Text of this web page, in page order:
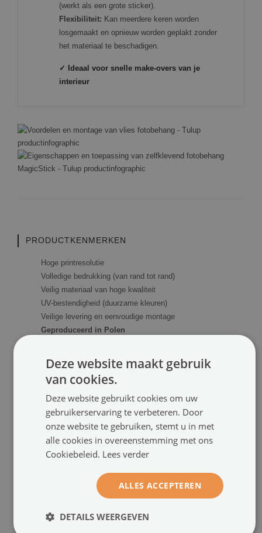
(werkt als een grote sticker).
Flexibiliteit: Kan meerdere keren worden
losgemaakt en opnieuw worden geplakt zonder
het materiaal te beschadigen.
✓ Ideaal voor snelle make-overs van je
interieur
PRODUCTKENMERKEN
Hoge printresolutie
Volledige bedrukking (van rand tot rand)
Veilig materiaal van hoge kwaliteit
UV-bestendigheid (duurzame kleuren)
Veilige levering en eenvoudige montage
Geproduceerd in Polen
SPECIFICATIES
208x146, 312x219, 416x254 cm
Printtype:Latex (100% ecologisch)
Bestemming:Binnenshuis (voor de muur)
Personalisatie: Aanpassing mogelijk op verzoek van de
klant
GOED OM TE WETEN
De kleurtinten kunnen enigszins afwijken afhankelijk van de
Deze website maakt gebruik
van cookies.
Deze website gebruikt cookies om uw
gebruikerservaring te verbeteren. Door
onze website te gebruiken, stemt u in met
alle cookies in overeenstemming met ons
Cookiebeleid. Lees verder
ALLES ACCEPTEREN
DETAILS WEERGEVEN